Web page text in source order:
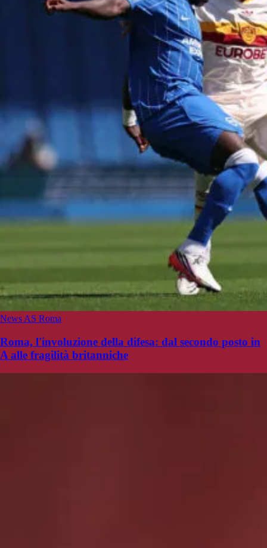
News AS Roma
Roma, l'involuzione della difesa: dal secondo posto in
A alle fragilità britanniche